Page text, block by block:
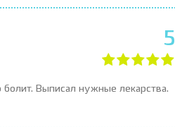
5
Выписал нужные лекарства.